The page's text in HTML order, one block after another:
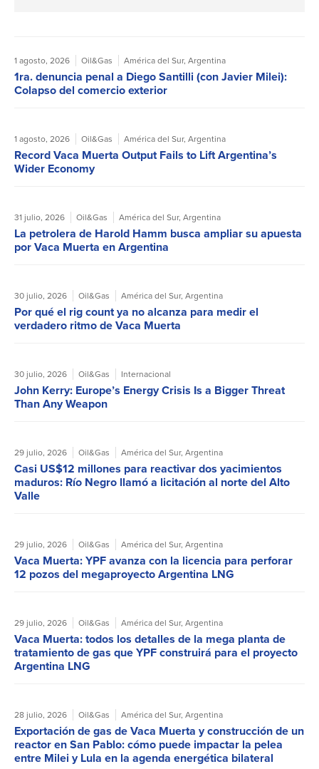
1 agosto, 2026 Oil&Gas América del Sur, Argentina
1ra. denuncia penal a Diego Santilli (con Javier Milei):
Colapso del comercio exterior
1 agosto, 2026 Oil&Gas América del Sur, Argentina
Record Vaca Muerta Output Fails to Lift Argentina’s
Wider Economy
31 julio, 2026 Oil&Gas América del Sur, Argentina
La petrolera de Harold Hamm busca ampliar su apuesta
por Vaca Muerta en Argentina
30 julio, 2026 Oil&Gas América del Sur, Argentina
Por qué el rig count ya no alcanza para medir el
verdadero ritmo de Vaca Muerta
30 julio, 2026 Oil&Gas Internacional
John Kerry: Europe’s Energy Crisis Is a Bigger Threat
Than Any Weapon
29 julio, 2026 Oil&Gas América del Sur, Argentina
Casi US$12 millones para reactivar dos yacimientos
maduros: Río Negro llamó a licitación al norte del Alto
Valle
29 julio, 2026 Oil&Gas América del Sur, Argentina
Vaca Muerta: YPF avanza con la licencia para perforar
12 pozos del megaproyecto Argentina LNG
29 julio, 2026 Oil&Gas América del Sur, Argentina
Vaca Muerta: todos los detalles de la mega planta de
tratamiento de gas que YPF construirá para el proyecto
Argentina LNG
28 julio, 2026 Oil&Gas América del Sur, Argentina
Exportación de gas de Vaca Muerta y construcción de un
reactor en San Pablo: cómo puede impactar la pelea
entre Milei y Lula en la agenda energética bilateral